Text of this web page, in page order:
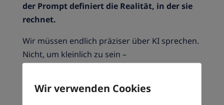
der Prompt definiert die Realität, in der sie
rechnet.
Wir müssen endlich präziser über KI sprechen.
Nicht, um kleinlich zu sein –
sondern, um
Wir verwenden Cookies